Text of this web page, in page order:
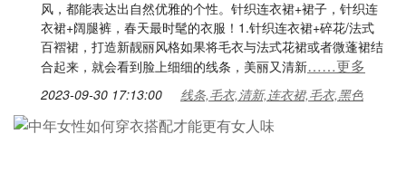
风，都能表达出自然优雅的个性。针织连衣裙+裙子，针织连
衣裙+阔腿裤，春天最时髦的衣服！1.针织连衣裙+碎花/法式
百褶裙，打造新靓丽风格如果将毛衣与法式花裙或者微蓬裙结
合起来，就会看到脸上细细的线条，美丽又清新……更多
2023-09-30 17:13:00 线条,毛衣,清新,连衣裙,毛衣,黑色